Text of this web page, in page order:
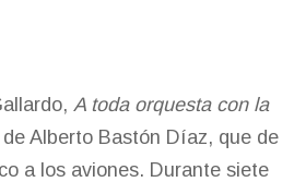
A toda orquesta con la
Alberto Bastón Díaz, que de
a los aviones. Durante siete